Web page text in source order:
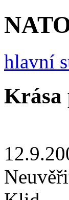
hlavní
Krása